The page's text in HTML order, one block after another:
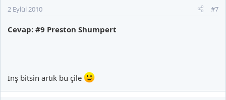
2 Eylül 2010 #7
Cevap: #9 Preston Shumpert
İnş bitsin artık bu çile